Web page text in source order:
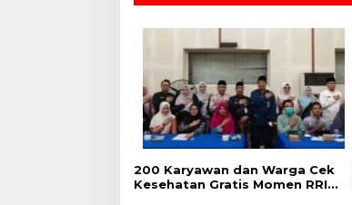
‎200 Karyawan dan Warga Cek
Kesehatan Gratis Momen RRI